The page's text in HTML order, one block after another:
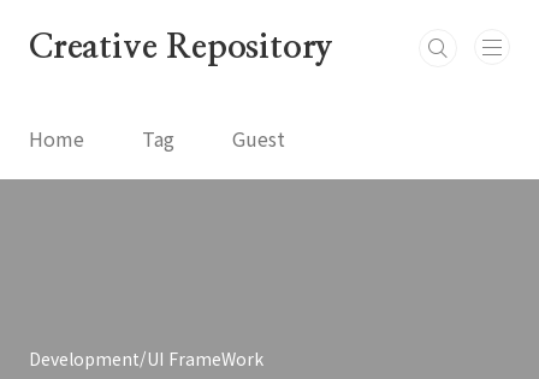
Creative Repository
Home Tag Guest
Development/UI FrameWork